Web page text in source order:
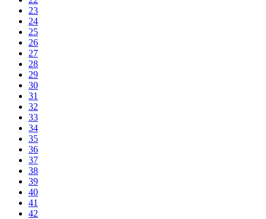
23
24
25
26
27
28
29
30
31
32
33
34
35
36
37
38
39
40
41
42